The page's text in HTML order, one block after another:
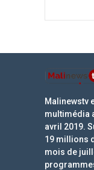
Malinewstv
multimédia
avril 2019.
19 millions
mois de